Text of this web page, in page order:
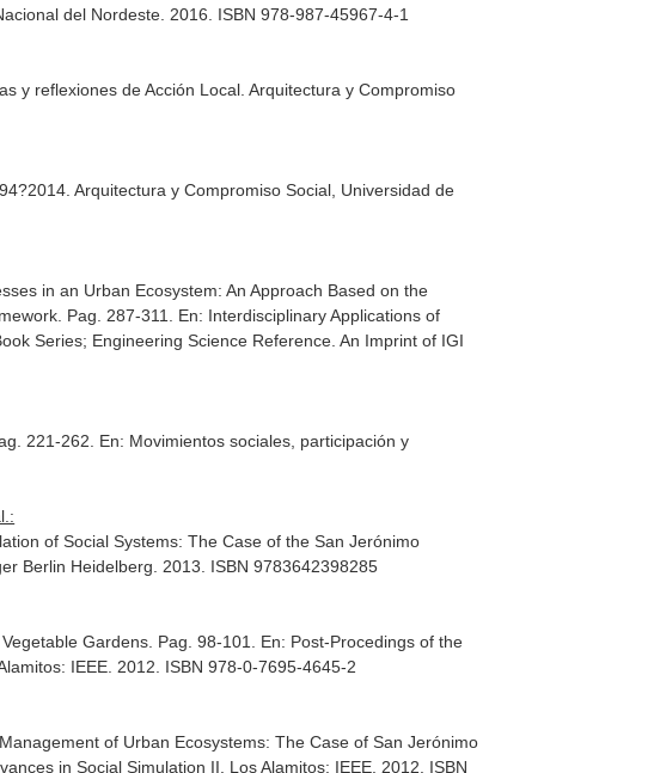
del Nordeste. 2016. ISBN 978-987-45967-4-1
y reflexiones de Acción Local. Arquitectura y Compromiso
. Arquitectura y Compromiso Social, Universidad de
in an Urban Ecosystem: An Approach Based on the
Pag. 287-311. En: Interdisciplinary Applications of
Series; Engineering Science Reference. An Imprint of IGI
221-262. En: Movimientos sociales, participación y
of Social Systems: The Case of the San Jerónimo
Berlin Heidelberg. 2013. ISBN 9783642398285
Gardens. Pag. 98-101. En: Post-Procedings of the
Alamitos: IEEE. 2012. ISBN 978-0-7695-4645-2
of Urban Ecosystems: The Case of San Jerónimo
in Social Simulation II . Los Alamitos: IEEE. 2012. ISBN